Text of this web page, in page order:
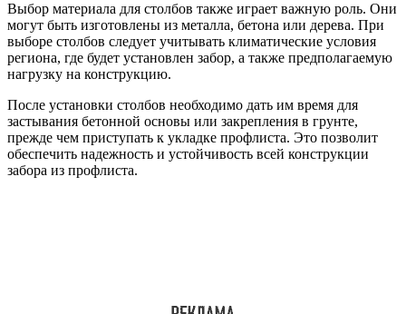
Выбор материала для столбов также играет важную роль. Они
могут быть изготовлены из металла, бетона или дерева. При
выборе столбов следует учитывать климатические условия
региона, где будет установлен забор, а также предполагаемую
нагрузку на конструкцию.
После установки столбов необходимо дать им время для
застывания бетонной основы или закрепления в грунте,
прежде чем приступать к укладке профлиста. Это позволит
обеспечить надежность и устойчивость всей конструкции
забора из профлиста.